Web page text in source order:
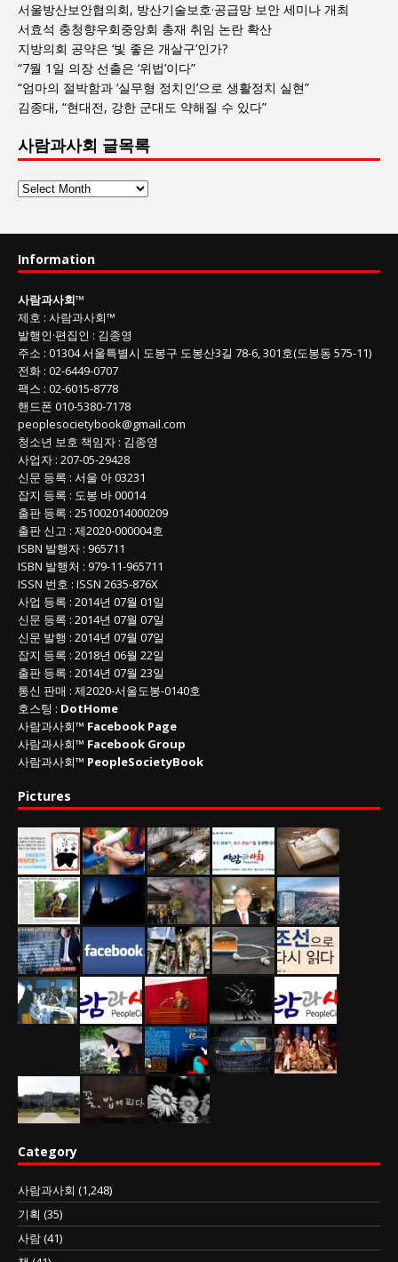
서울방산보안협의회, 방산기술보호·공급망 보안 세미나 개최
서효석 충청향우회중앙회 총재 취임 논란 확산
지방의회 공약은 ‘빛 좋은 개살구’인가?
“7월 1일 의장 선출은 ‘위법’이다”
“엄마의 절박함과 ‘실무형 정치인’으로 생활정치 실현”
김종대, “현대전, 강한 군대도 약해질 수 있다”
사람과사회 글목록
사
회
목
록
Information
사람과사회™
제호 : 사람과사회™
발행인·편집인 : 김종영
주소 : 01304서울특별시 도봉구 도봉산3길 78-6, 301호(도봉동 575-11)
전화 : 02-6449-0707
팩스 : 02-6015-8778
핸드폰 010-5380-7178
peoplesocietybook@gmail.com
청소년 보호 책임자 : 김종영
사업자 : 207-05-29428
신문 등록 : 서울 아 03231
잡지 등록 : 도봉 바 00014
출판 등록 : 251002014000209
출판 신고 : 제2020-000004호
ISBN 발행자 : 965711
ISBN 발행처 : 979-11-965711
ISSN 번호 : ISSN 2635-876X
사업 등록 : 2014년 07월 01일
신문 등록 : 2014년 07월 07일
신문 발행 : 2014년 07월 07일
잡지 등록 : 2018년 06월 22일
출판 등록 : 2014년 07월 23일
통신 판매 : 제2020-서울도봉-0140호
호스팅 : DotHome
사람과사회™ Facebook Page
사람과사회™ Facebook Group
사람과사회™ PeopleSocietyBook
Pictures
Category
사람과사회 (1,248)
기획 (35)
사람(41)